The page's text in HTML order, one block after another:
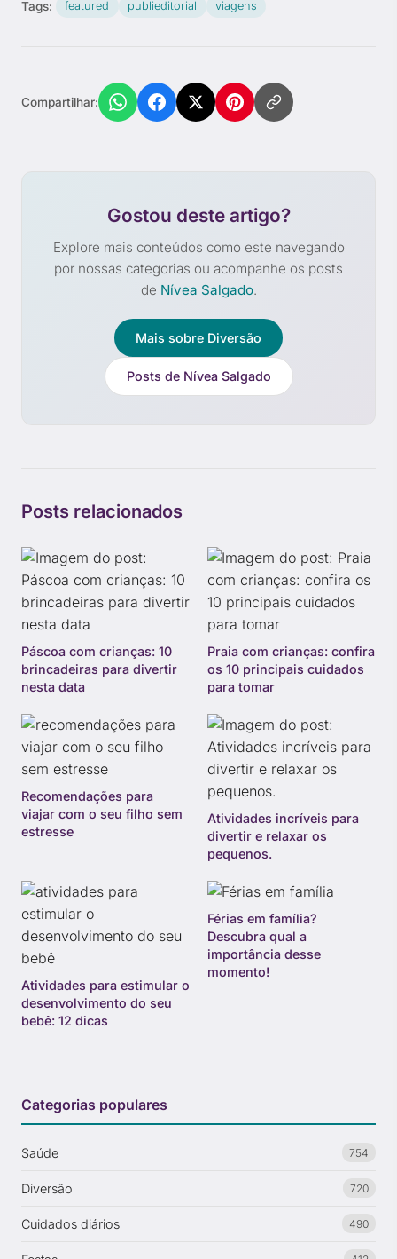
Tags: featured publieditorial viagens
Compartilhar:
Gostou deste artigo?
Explore mais conteúdos como este navegando
por nossas categorias ou acompanhe os posts
de Nívea Salgado.
Mais sobre Diversão
Posts de Nívea Salgado
Posts relacionados
Páscoa com crianças: 10
brincadeiras para divertir
nesta data
Praia com crianças: confira
os 10 principais cuidados
para tomar
Recomendações para
viajar com o seu filho sem
estresse
Atividades incríveis para
divertir e relaxar os
pequenos.
Atividades para estimular o
desenvolvimento do seu
bebê: 12 dicas
Férias em família?
Descubra qual a
importância desse
momento!
Categorias populares
Saúde 754
Diversão 720
Cuidados diários 490